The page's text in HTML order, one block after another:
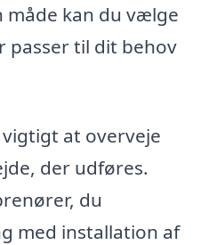
måde kan du vælge
passer til dit behov
at overveje
der udføres.
du
med installation af